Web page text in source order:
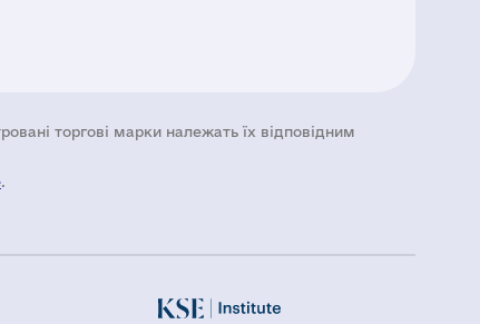
торгові марки належать їх відповідним
.